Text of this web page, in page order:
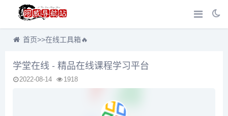
首页>>在线工具箱🔥
学堂在线 - 精品在线课程学习平台
2022-08-14 1918